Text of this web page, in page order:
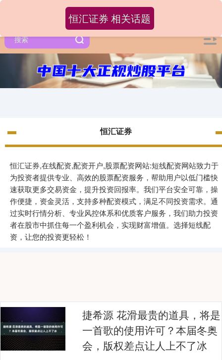
恒汇证券
恒汇证券,在线配资,配资开户,股票配资网站:短线配资网站致力于
为投资者提供专业、高效的股票配资服务，帮助用户以低门槛快
速获取更多交易资金，提升投资回报率。我们平台安全可靠，操
作便捷，资金灵活，支持多种配资模式，满足不同投资需求。通
过实时行情分析、专业风控体系和优质客户服务，我们助力投资
者在股市中抓住每一个盈利机会，实现财富增值。选择短线配
资，让您的投资更轻松！
恒汇证券 相关话题
捷希源 花滑最贵的道具，将是
一首歌的使用许可？本届冬奥
会，版权差点让人上不了冰